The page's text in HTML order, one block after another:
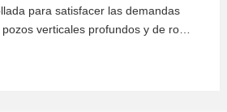
para satisfacer las demandas
verticales profundos y de roca
perforación está impulsada por
132kW y equipada con tres